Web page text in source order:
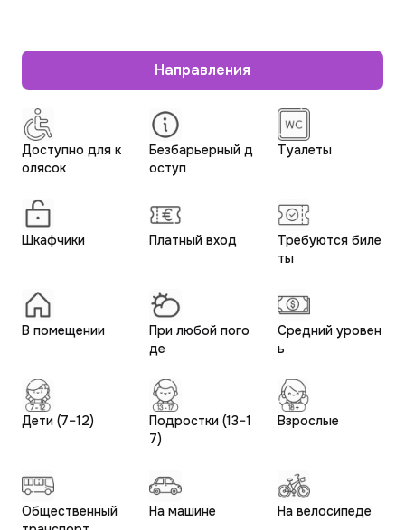
Доступно для к
олясок
Безбарьерный д
оступ
Туалеты
Шкафчики Платный вход
Требуются биле
ты
В помещении
При любой пого
де
Средний уровен
ь
Дети (7–12)
Подростки (13–1
7)
Взрослые
Общественный
На машине На велосипеде
Направления